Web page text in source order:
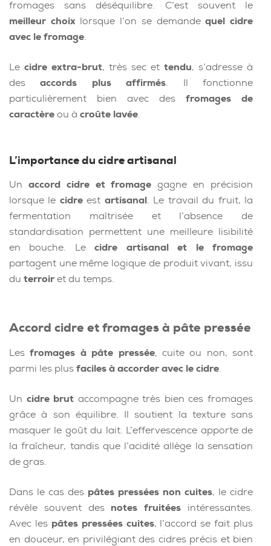
fromages sans déséquilibre. C’est souvent le
meilleur choixlorsque l’on se demandequel cidre
avec le fromage.
Le cidre extra-brut, très sec et tendu, s’adresse à
desaccords plus affirmés. Il fonctionne
particulièrement bien avec des fromages de
caractèreou à croûte lavée.
L’importance du cidre artisanal
Un accord cidre et fromage gagne en précision
lorsque le cidreest artisanal. Le travail du fruit, la
fermentation maîtrisée et l’absence de
standardisation permettent une meilleure lisibilité
en bouche. Lecidre artisanal et le fromage
partagent une même logique de produit vivant, issu
du terroiret du temps.
Accord cidre et fromages à pâte pressée
Lesfromages à pâte pressée, cuite ou non, sont
parmi les plusfaciles à accorder avec le cidre.
Un cidre brut accompagne très bien ces fromages
grâce à son équilibre. Il soutient la texture sans
masquer le goût du lait. L’effervescence apporte de
la fraîcheur, tandis que l’acidité allège la sensation
de gras.
Dans le cas des pâtes pressées non cuites, le cidre
révèle souvent des notes fruitées intéressantes.
Avec les pâtes pressées cuites, l’accord se fait plus
en douceur, en privilégiant des cidres précis et bien